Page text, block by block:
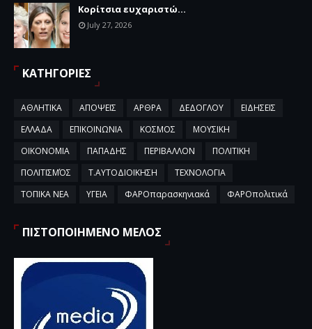
Κορίτσια ευχαριστώ...
July 27, 2026
ΚΑΤΗΓΟΡΙΕΣ
ΑΘΛΗΤΙΚΑ ΑΠΟΨΕΙΣ ΑΡΘΡΑ ΔΕΔΟΓΛΟΥ
ΕΙΔΗΣΕΙΣ
ΕΛΛΑΔΑ
ΕΠΙΚΟΙΝΩΝΙΑ ΚΟΣΜΟΣ
ΜΟΥΣΙΚΗ
ΟΙΚΟΝΟΜΙΑ
ΠΑΠΑΔΗΣ ΠΕΡΙΒΑΛΛΟΝ
ΠΟΛΙΤΙΚΗ
ΠΟΛΙΤΙΣΜΌΣ
Τ.ΑΥΤΟΔΙΟΙΚΗΣΗ
ΤΕΧΝΟΛΟΓΙΑ
ΤΟΠΙΚΑ ΝΕΑ
ΥΓΕΙΑ ΦΑΡΟπαρασκηνιακά ΦΑΡΟπολιτικά
ΠΙΣΤΟΠΟΙΗΜΕΝΟ ΜΕΛΟΣ